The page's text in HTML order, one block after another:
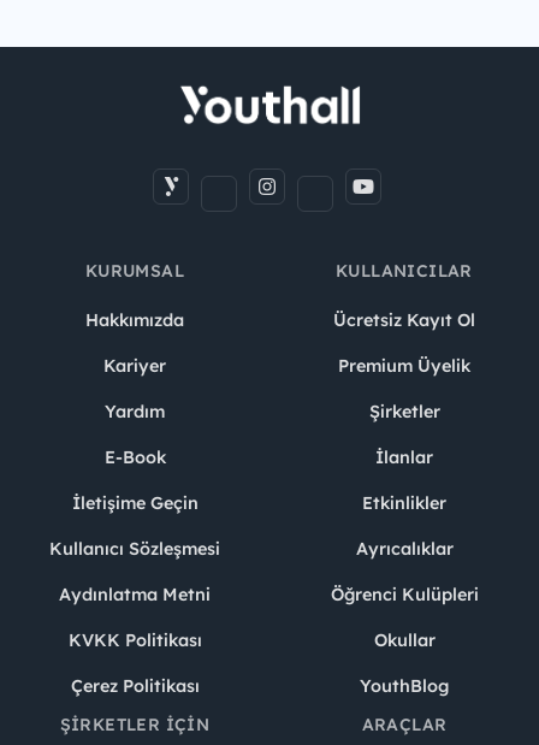
KURUMSAL
Hakkımızda
Kariyer
Yardım
E-Book
İletişime Geçin
Kullanıcı Sözleşmesi
Aydınlatma Metni
KVKK Politikası
Çerez Politikası
KULLANICILAR
Ücretsiz Kayıt Ol
Premium Üyelik
Şirketler
İlanlar
Etkinlikler
Ayrıcalıklar
Öğrenci Kulüpleri
Okullar
YouthBlog
ŞIRKETLER İÇIN
ARAÇLAR